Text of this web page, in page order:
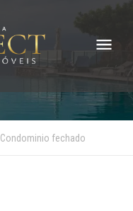
Condominio fechado